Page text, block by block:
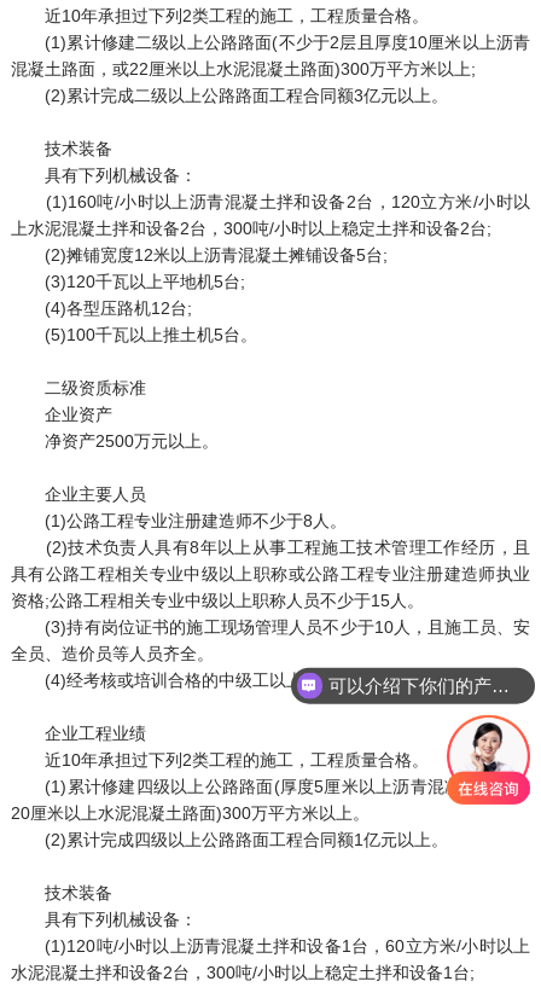
近10年承担过下列2类工程的施工，工程质量合格。
(1)累计修建二级以上公路路面(不少于2层且厚度10厘米以上沥青
混凝土路面，或22厘米以上水泥混凝土路面)300万平方米以上;
(2)累计完成二级以上公路路面工程合同额3亿元以上。
技术装备
具有下列机械设备：
(1)160吨/小时以上沥青混凝土拌和设备2台，120立方米/小时以
上水泥混凝土拌和设备2台，300吨/小时以上稳定土拌和设备2台;
(2)摊铺宽度12米以上沥青混凝土摊铺设备5台;
(3)120千瓦以上平地机5台;
(4)各型压路机12台;
(5)100千瓦以上推土机5台。
二级资质标准
企业资产
净资产2500万元以上。
企业主要人员
(1)公路工程专业注册建造师不少于8人。
(2)技术负责人具有8年以上从事工程施工技术管理工作经历，且
具有公路工程相关专业中级以上职称或公路工程专业注册建造师执业
资格;公路工程相关专业中级以上职称人员不少于15人。
(3)持有岗位证书的施工现场管理人员不少于10人，且施工员、安
全员、造价员等人员齐全。
(4)经考核或培训合格的中级工以上技术工人不少于15人。
企业工程业绩
近10年承担过下列2类工程的施工，工程质量合格。
(1)累计修建四级以上公路路面(厚度5厘米以上沥青混凝土路面或
20厘米以上水泥混凝土路面)300万平方米以上。
(2)累计完成四级以上公路路面工程合同额1亿元以上。
技术装备
具有下列机械设备：
(1)120吨/小时以上沥青混凝土拌和设备1台，60立方米/小时以上
水泥混凝土拌和设备2台，300吨/小时以上稳定土拌和设备1台;
可以介绍下你们的产品么
你们是怎么收费的呢